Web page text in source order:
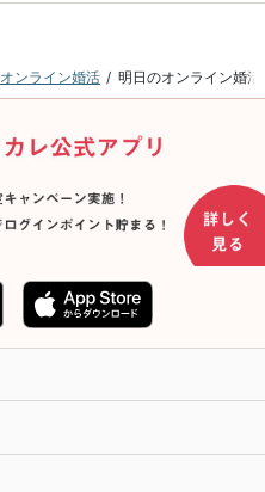
オンライン婚活 明日のオンライン婚活